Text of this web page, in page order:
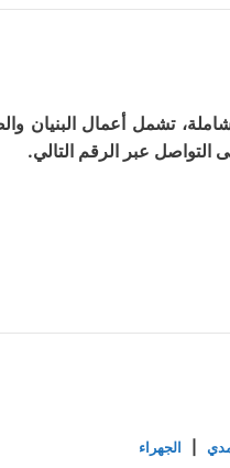
تشمل أعمال
عبر الرقم التالي.
الجهراء